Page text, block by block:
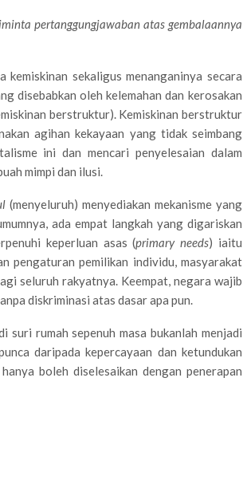
pertanggungjawaban atas gembalaannya
kemiskinan sekaligus menanganinya secara
disebabkan oleh kelemahan dan kerosakan
berstruktur). Kemiskinan berstruktur
agihan kekayaan yang tidak seimbang
ini dan mencari penyelesaian dalam
mimpi dan ilusi.
(menyeluruh) menyediakan mekanisme yang
ada empat langkah yang digariskan
keperluan asas (primary needs) iaitu
pengaturan pemilikan individu, masyarakat
seluruh rakyatnya. Keempat, negara wajib
diskriminasi atas dasar apa pun.
suri rumah sepenuh masa bukanlah menjadi
daripada kepercayaan dan ketundukan
boleh diselesaikan dengan penerapan